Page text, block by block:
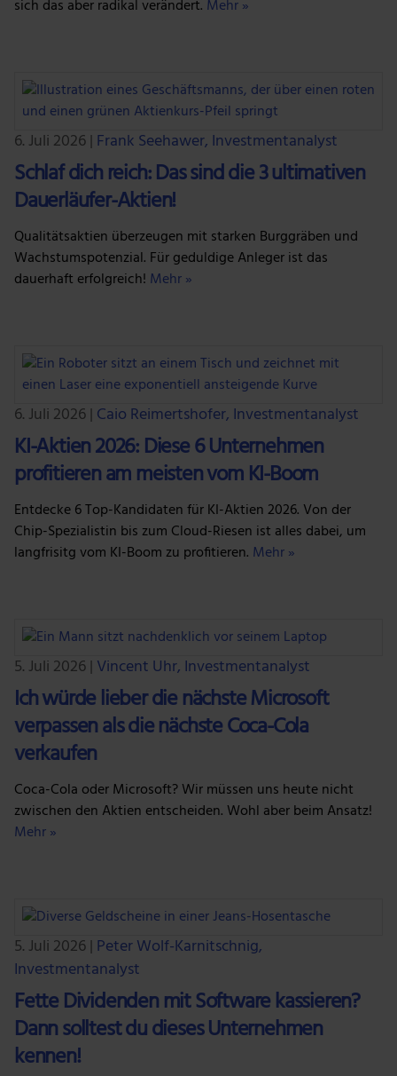
sich das aber radikal verändert. Mehr »
6. Juli 2026 | Frank Seehawer, Investmentanalyst
Schlaf dich reich: Das sind die 3 ultimativen
Dauerläufer-Aktien!
Qualitätsaktien überzeugen mit starken Burggräben und
Wachstumspotenzial. Für geduldige Anleger ist das
dauerhaft erfolgreich! Mehr »
6. Juli 2026 | Caio Reimertshofer, Investmentanalyst
KI-Aktien 2026: Diese 6 Unternehmen
profitieren am meisten vom KI-Boom
Entdecke 6 Top-Kandidaten für KI-Aktien 2026. Von der
Chip-Spezialistin bis zum Cloud-Riesen ist alles dabei, um
langfrisitg vom KI-Boom zu profitieren. Mehr »
5. Juli 2026 | Vincent Uhr, Investmentanalyst
Ich würde lieber die nächste Microsoft
verpassen als die nächste Coca-Cola
verkaufen
Coca-Cola oder Microsoft? Wir müssen uns heute nicht
zwischen den Aktien entscheiden. Wohl aber beim Ansatz!
Mehr »
5. Juli 2026 | Peter Wolf-Karnitschnig,
Investmentanalyst
Fette Dividenden mit Software kassieren?
Dann solltest du dieses Unternehmen
kennen!